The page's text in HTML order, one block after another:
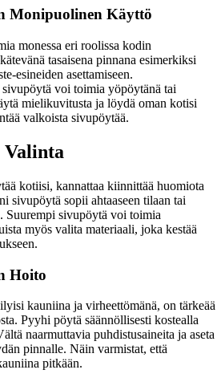
Monipuolinen Käyttö
monessa eri roolissa kodin
tasaisena pinnana esimerkiksi
esineiden asettamiseen.
voi toimia yöpöytänä tai
mielikuvitusta ja löydä oman kotisi
valkoista sivupöytää.
Valinta
kotiisi, kannattaa kiinnittää huomiota
sivupöytä sopii ahtaaseen tilaan tai
Suurempi sivupöytä voi toimia
myös valita materiaali, joka kestää
Hoito
kauniina ja virheettömänä, on tärkeää
Pyyhi pöytä säännöllisesti kostealla
naarmuttavia puhdistusaineita ja aseta
pinnalle. Näin varmistat, että
pitkään.